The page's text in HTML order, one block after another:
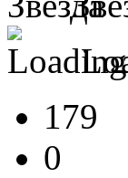
179
0